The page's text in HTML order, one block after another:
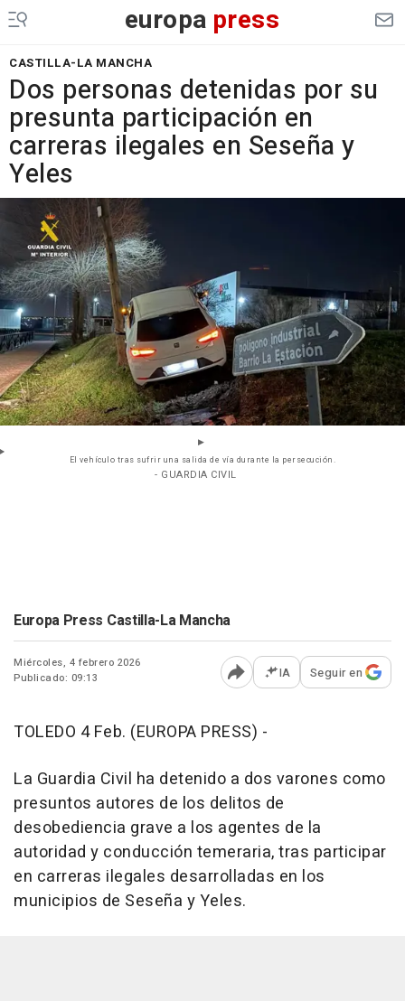
europa press
CASTILLA-LA MANCHA
Dos personas detenidas por su
presunta participación en
carreras ilegales en Seseña y
Yeles
El vehículo tras sufrir una salida de vía durante la persecución.
- GUARDIA CIVIL
Europa Press Castilla-La Mancha
Miércoles, 4 febrero 2026
Publicado: 09:13
Abrir opciones para
IA Seguir en
TOLEDO 4 Feb. (EUROPA PRESS) -
La Guardia Civil ha detenido a dos varones como
presuntos autores de los delitos de
desobediencia grave a los agentes de la
autoridad y conducción temeraria, tras participar
en carreras ilegales desarrolladas en los
municipios de Seseña y Yeles.